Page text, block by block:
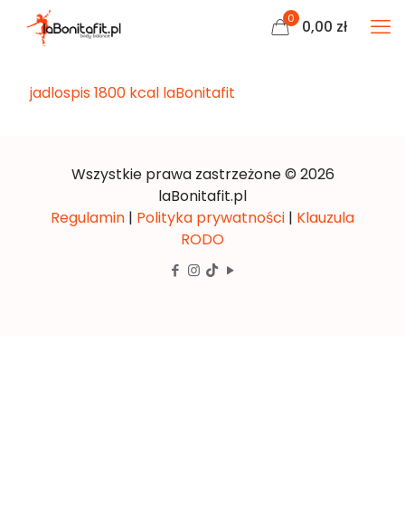
0 0,00 zł
jadlospis 1800 kcal laBonitafit
Wszystkie prawa zastrzeżone © 2026
laBonitafit.pl
Regulamin | Polityka prywatności | Klauzula
RODO